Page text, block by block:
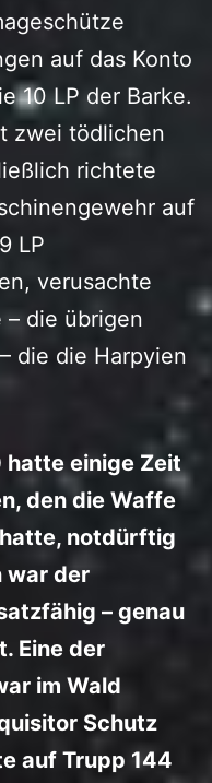
auf das Konto
10 LP der Barke.
zwei tödlichen
richtete
auf
LP
verusachte
die übrigen
die die Harpyien
hatte einige Zeit
den die Waffe
notdürftig
war der
– genau
Eine der
im Wald
Schutz
auf Trupp 144